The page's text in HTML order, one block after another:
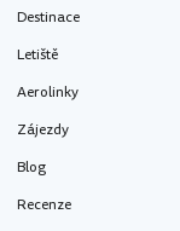
Destinace
Letiště
Aerolinky
Zájezdy
Blog
Recenze